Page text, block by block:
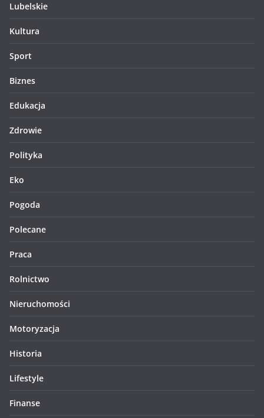
Lubelskie
Kultura
Sport
Biznes
Edukacja
Zdrowie
Polityka
Eko
Pogoda
Polecane
Praca
Rolnictwo
Nieruchomości
Motoryzacja
Historia
Lifestyle
Finanse